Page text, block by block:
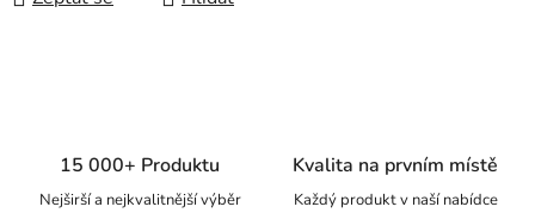
15 000+ Produktu
Nejširší a nejkvalitnější výběr
Kvalita na prvním místě
Každý produkt v naší nabídce